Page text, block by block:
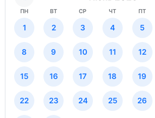
Экономика
ПН ВТ СР ЧТ ПТ
1 2 3 4 5
8 9 10 11 12
15 16 17 18 19
22 23 24 25 26